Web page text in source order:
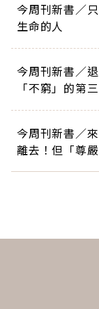
今周刊新書／
生命的人
今周刊新書／
「不窮」的第
今周刊新書／
離去！但「尊